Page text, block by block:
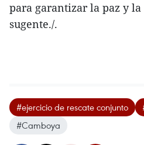
para garantizar la paz y la
sugente./.
#ejercicio de rescate conjunto
#Camboya